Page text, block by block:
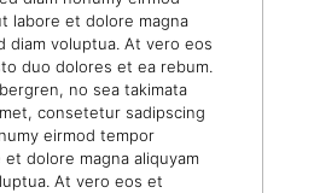
labore et dolore magna
diam voluptua. At vero eos
duo dolores et ea rebum.
no sea takimata
consetetur sadipscing
eirmod tempor
dolore magna aliquyam
At vero eos et